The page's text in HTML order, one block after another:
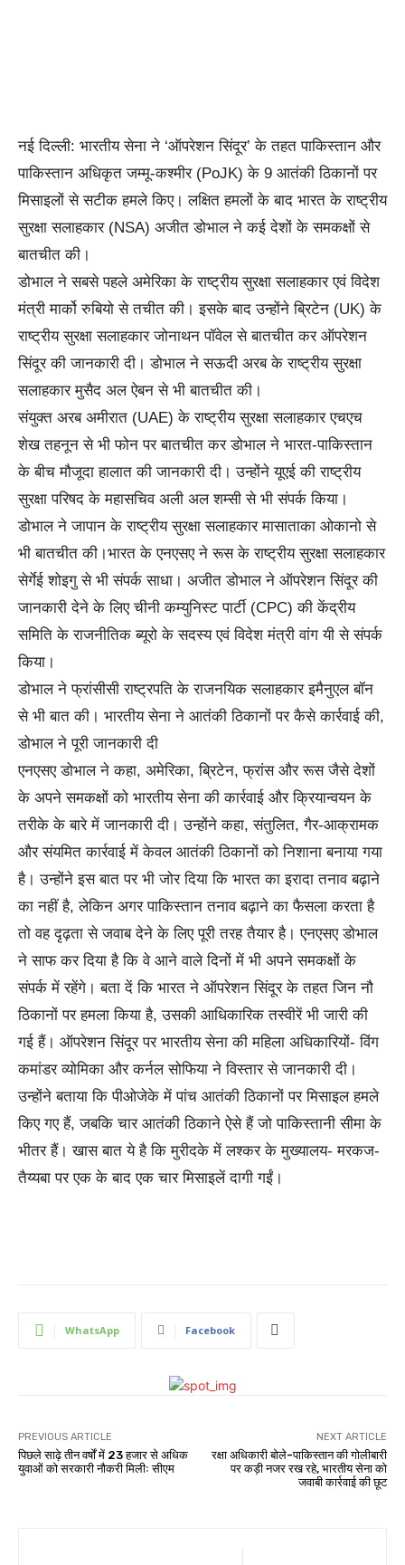
नई दिल्ली: भारतीय सेना ने ‘ऑपरेशन सिंदूर’ के तहत पाकिस्तान और
पाकिस्तान अधिकृत जम्मू-कश्मीर (PoJK) के 9 आतंकी ठिकानों पर
मिसाइलों से सटीक हमले किए। लक्षित हमलों के बाद भारत के राष्ट्रीय
सुरक्षा सलाहकार (NSA) अजीत डोभाल ने कई देशों के समकक्षों से
बातचीत की।
डोभाल ने सबसे पहले अमेरिका के राष्ट्रीय सुरक्षा सलाहकार एवं विदेश
मंत्री मार्को रुबियो से तचीत की। इसके बाद उन्होंने ब्रिटेन (UK) के
राष्ट्रीय सुरक्षा सलाहकार जोनाथन पॉवेल से बातचीत कर ऑपरेशन
सिंदूर की जानकारी दी। डोभाल ने सऊदी अरब के राष्ट्रीय सुरक्षा
सलाहकार मुसैद अल ऐबन से भी बातचीत की।
संयुक्त अरब अमीरात (UAE) के राष्ट्रीय सुरक्षा सलाहकार एचएच
शेख तहनून से भी फोन पर बातचीत कर डोभाल ने भारत-पाकिस्तान
के बीच मौजूदा हालात की जानकारी दी। उन्होंने यूएई की राष्ट्रीय
सुरक्षा परिषद के महासचिव अली अल शम्सी से भी संपर्क किया।
डोभाल ने जापान के राष्ट्रीय सुरक्षा सलाहकार मासाताका ओकानो से
भी बातचीत की।भारत के एनएसए ने रूस के राष्ट्रीय सुरक्षा सलाहकार
सेर्गेई शोइगु से भी संपर्क साधा। अजीत डोभाल ने ऑपरेशन सिंदूर की
जानकारी देने के लिए चीनी कम्युनिस्ट पार्टी (CPC) की केंद्रीय
समिति के राजनीतिक ब्यूरो के सदस्य एवं विदेश मंत्री वांग यी से संपर्क
किया।
डोभाल ने फ्रांसीसी राष्ट्रपति के राजनयिक सलाहकार इमैनुएल बॉन
से भी बात की। भारतीय सेना ने आतंकी ठिकानों पर कैसे कार्रवाई की,
डोभाल ने पूरी जानकारी दी
एनएसए डोभाल ने कहा, अमेरिका, ब्रिटेन, फ्रांस और रूस जैसे देशों
के अपने समकक्षों को भारतीय सेना की कार्रवाई और क्रियान्वयन के
तरीके के बारे में जानकारी दी। उन्होंने कहा, संतुलित, गैर-आक्रामक
और संयमित कार्रवाई में केवल आतंकी ठिकानों को निशाना बनाया गया
है। उन्होंने इस बात पर भी जोर दिया कि भारत का इरादा तनाव बढ़ाने
का नहीं है, लेकिन अगर पाकिस्तान तनाव बढ़ाने का फैसला करता है
तो वह दृढ़ता से जवाब देने के लिए पूरी तरह तैयार है। एनएसए डोभाल
ने साफ कर दिया है कि वे आने वाले दिनों में भी अपने समकक्षों के
संपर्क में रहेंगे। बता दें कि भारत ने ऑपरेशन सिंदूर के तहत जिन नौ
ठिकानों पर हमला किया है, उसकी आधिकारिक तस्वीरें भी जारी की
गई हैं। ऑपरेशन सिंदूर पर भारतीय सेना की महिला अधिकारियों- विंग
कमांडर व्योमिका और कर्नल सोफिया ने विस्तार से जानकारी दी।
उन्होंने बताया कि पीओजेके में पांच आतंकी ठिकानों पर मिसाइल हमले
किए गए हैं, जबकि चार आतंकी ठिकाने ऐसे हैं जो पाकिस्तानी सीमा के
भीतर हैं। खास बात ये है कि मुरीदके में लश्कर के मुख्यालय- मरकज-
तैय्यबा पर एक के बाद एक चार मिसाइलें दागी गईं।
WhatsApp Facebook
PREVIOUS ARTICLE
पिछले साढ़े तीन वर्षों में 23 हजार से अधिक
युवाओं को सरकारी नौकरी मिलीः सीएम
NEXT ARTICLE
रक्षा अधिकारी बोले-पाकिस्तान की गोलीबारी
पर कड़ी नजर रख रहे, भारतीय सेना को
जवाबी कार्रवाई की छूट